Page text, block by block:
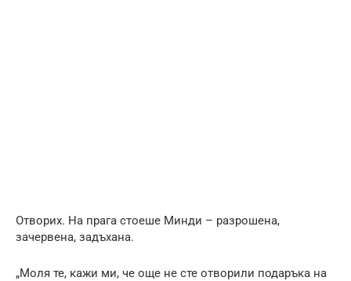
Отворих. На прага стоеше Минди – разрошена,
зачервена, задъхана.
„Моля те, кажи ми, че още не сте отворили подаръка на